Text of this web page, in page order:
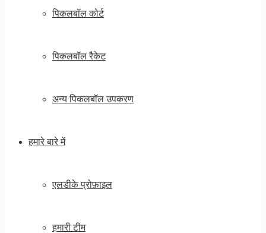
पिकलबॉल कोर्ट
पिकलबॉल रैकेट
अन्य पिकलबॉल उपकरण
हमारे बारे में
एलडीके प्रोफ़ाइल
हमारी टीम